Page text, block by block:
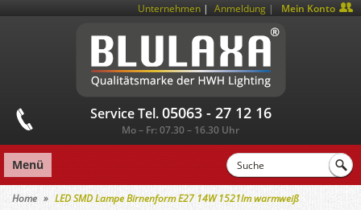
Unternehmen Anmeldung |
Mein Konto
Service Tel. 05063 - 27 12 16
Mo – Fr: 07.30 – 16.30 Uhr
Menü
Home LED SMD Lampe Birnenform E27 14W 1521lm warmweiß